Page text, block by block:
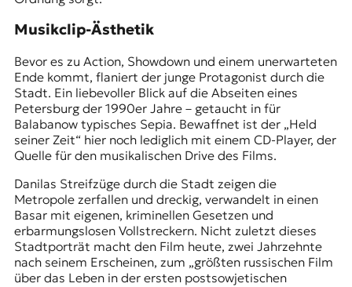
Musikclip-Ästhetik
Bevor es zu Action, Showdown und einem unerwarteten
Ende kommt, flaniert der junge Protagonist durch die
Stadt. Ein liebevoller Blick auf die Abseiten eines
Petersburg der 1990er Jahre – getaucht in für
Balabanow typisches Sepia. Bewaffnet ist der „Held
seiner Zeit“ hier noch lediglich mit einem CD-Player, der
Quelle für den musikalischen Drive des Films.
Danilas Streifzüge durch die Stadt zeigen die
Metropole zerfallen und dreckig, verwandelt in einen
Basar mit eigenen, kriminellen Gesetzen und
erbarmungslosen Vollstreckern. Nicht zuletzt dieses
Stadtporträt macht den Film heute, zwei Jahrzehnte
nach seinem Erscheinen, zum „größten russischen Film
über das Leben in der ersten postsowjetischen